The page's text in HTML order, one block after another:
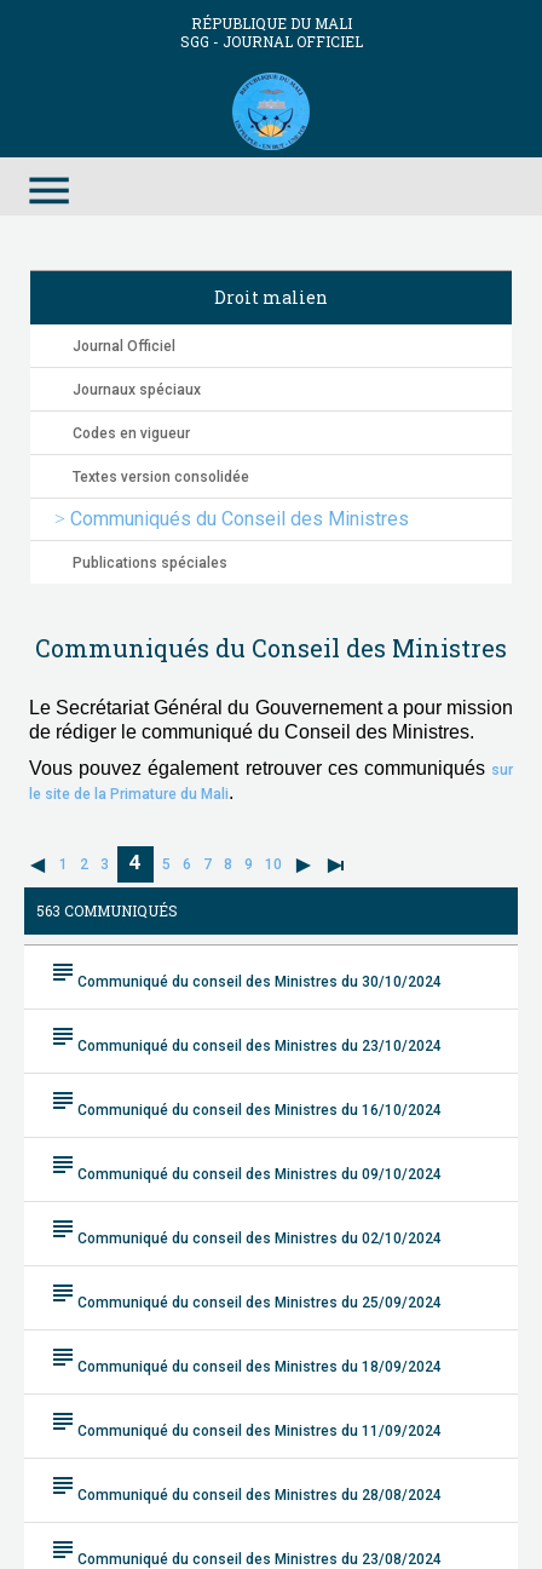
RÉPUBLIQUE DU MALI
SGG - JOURNAL OFFICIEL
menu
Droit malien
Journal Officiel
Journaux spéciaux
Codes en vigueur
Textes version consolidée
Communiqués du Conseil des Ministres
Publications spéciales
Communiqués du Conseil des Ministres
Le Secrétariat Général du Gouvernement a pour mission
de rédiger le communiqué du Conseil des Ministres.
Vous pouvez également retrouver ces communiqués sur
le site de la Primature du Mali.
1 2 3 4 5 6 7 8 9 10
563 COMMUNIQUÉS
subject Communiqué du conseil des Ministres du 30/10/2024
subject Communiqué du conseil des Ministres du 23/10/2024
subject Communiqué du conseil des Ministres du 16/10/2024
subject Communiqué du conseil des Ministres du 09/10/2024
subject Communiqué du conseil des Ministres du 02/10/2024
subject Communiqué du conseil des Ministres du 25/09/2024
subject Communiqué du conseil des Ministres du 18/09/2024
subject Communiqué du conseil des Ministres du 11/09/2024
subject Communiqué du conseil des Ministres du 28/08/2024
subject Communiqué du conseil des Ministres du 23/08/2024